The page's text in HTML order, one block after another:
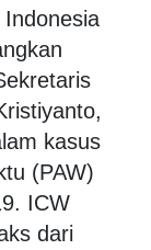
Indonesia
kasus
(PAW)
ICW
dari